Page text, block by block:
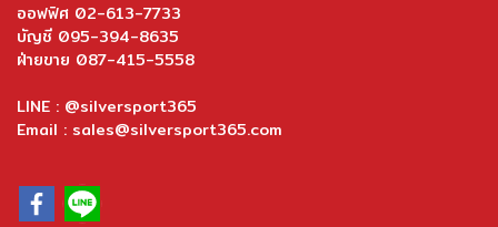
ออฟฟิศ 02-613-7733
บัญชี 095-394-8635
ฝ่ายขาย 087-415-5558
LINE : @silversport365
Email : sales@silversport365.com